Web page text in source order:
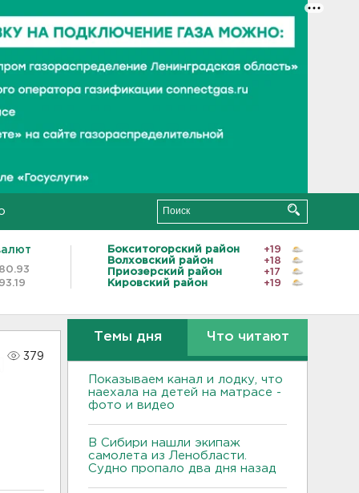
80.93
93.19
Бокситогорский район
+19
Волховский район
+18
Приозерский район
+17
Кировский район
+19
379
Темы дня Что читают
Показываем канал и лодку, что
наехала на детей на матрасе -
фото и видео
В Сибири нашли экипаж
самолета из Ленобласти.
Судно пропало два дня назад